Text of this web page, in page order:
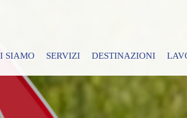
SIAMO SERVIZI DESTINAZIONI